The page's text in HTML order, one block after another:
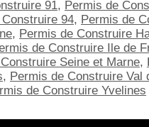
91, Permis de
94, Permis de
, Permis de Construire
de Construire Ile de
Seine et Marne,
, Permis de Construire Val
de Construire Yvelines